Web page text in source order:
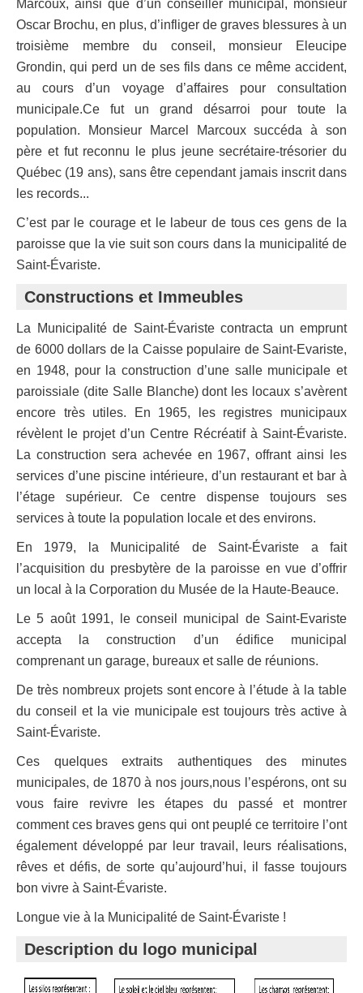
Marcoux, ainsi que d’un conseiller municipal, monsieur
Oscar Brochu, en plus, d’infliger de graves blessures à un
troisième membre du conseil, monsieur Eleucipe
Grondin, qui perd un de ses fils dans ce même accident,
au cours d’un voyage d’affaires pour consultation
municipale.Ce fut un grand désarroi pour toute la
population. Monsieur Marcel Marcoux succéda à son
père et fut reconnu le plus jeune secrétaire-trésorier du
Québec (19 ans), sans être cependant jamais inscrit dans
les records...
C’est par le courage et le labeur de tous ces gens de la
paroisse que la vie suit son cours dans la municipalité de
Saint-Évariste.
Constructions et Immeubles
La Municipalité de Saint-Évariste contracta un emprunt
de 6000 dollars de la Caisse populaire de Saint-Evariste,
en 1948, pour la construction d’une salle municipale et
paroissiale (dite Salle Blanche) dont les locaux s’avèrent
encore très utiles. En 1965, les registres municipaux
révèlent le projet d’un Centre Récréatif à Saint-Évariste.
La construction sera achevée en 1967, offrant ainsi les
services d’une piscine intérieure, d’un restaurant et bar à
l’étage supérieur. Ce centre dispense toujours ses
services à toute la population locale et des environs.
En 1979, la Municipalité de Saint-Évariste a fait
l’acquisition du presbytère de la paroisse en vue d’offrir
un local à la Corporation du Musée de la Haute-Beauce.
Le 5 août 1991, le conseil municipal de Saint-Evariste
accepta la construction d’un édifice municipal
comprenant un garage, bureaux et salle de réunions.
De très nombreux projets sont encore à l’étude à la table
du conseil et la vie municipale est toujours très active à
Saint-Évariste.
Ces quelques extraits authentiques des minutes
municipales, de 1870 à nos jours,nous l’espérons, ont su
vous faire revivre les étapes du passé et montrer
comment ces braves gens qui ont peuplé ce territoire l’ont
également développé par leur travail, leurs réalisations,
rêves et défis, de sorte qu’aujourd’hui, il fasse toujours
bon vivre à Saint-Évariste.
Longue vie à la Municipalité de Saint-Évariste !
Description du logo municipal